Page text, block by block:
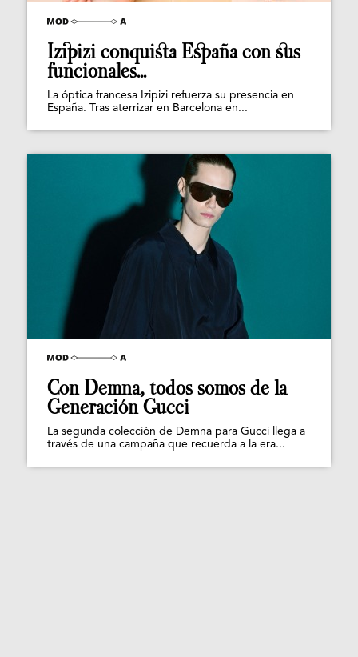
Izipizi conquista España con sus
funcionales...
La óptica francesa Izipizi refuerza su presencia en
España. Tras aterrizar en Barcelona en...
Con Demna, todos somos de la
Generación Gucci
La segunda colección de Demna para Gucci llega a
través de una campaña que recuerda a la era...